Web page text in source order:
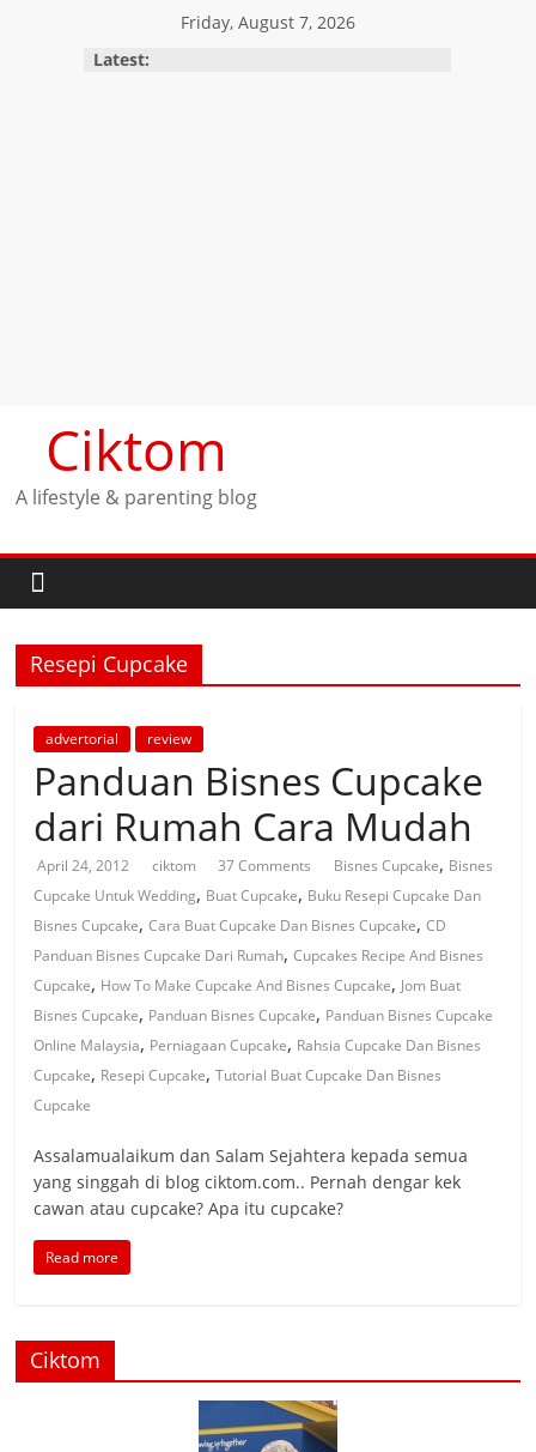
Friday, August 7, 2026
Latest:
Ciktom
A lifestyle & parenting blog
Resepi Cupcake
advertorial review
Panduan Bisnes Cupcake
dari Rumah Cara Mudah
April 24, 2012 ciktom 37 Comments Bisnes Cupcake, Bisnes
Cupcake Untuk Wedding, Buat Cupcake, Buku Resepi Cupcake Dan
Bisnes Cupcake,Cara Buat Cupcake Dan Bisnes Cupcake,CD
Panduan Bisnes Cupcake Dari Rumah,Cupcakes Recipe And Bisnes
Cupcake, How To Make Cupcake And Bisnes Cupcake, Jom Buat
Bisnes Cupcake, Panduan Bisnes Cupcake, Panduan Bisnes Cupcake
Online Malaysia, Perniagaan Cupcake, Rahsia Cupcake Dan Bisnes
Cupcake, Resepi Cupcake,Tutorial Buat Cupcake Dan Bisnes
Cupcake
Assalamualaikum dan Salam Sejahtera kepada semua
yang singgah di blog ciktom.com.. Pernah dengar kek
cawan atau cupcake? Apa itu cupcake?
Read more
Ciktom